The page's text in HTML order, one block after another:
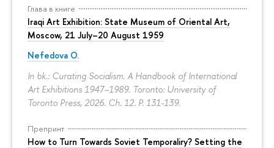
Глава в книге
Iraqi Art Exhibition: State Museum of Oriental Art,
Moscow, 21 July–20 August 1959
Nefedova O.
In bk.: Curating Socialism. A Handbook of International
Art Exhibitions 1947–1989. Toronto: University of
Toronto Press, 2026. Ch. 12. P. 131-139.
Препринт
How to Turn Towards Soviet Temporaliry? Setting the